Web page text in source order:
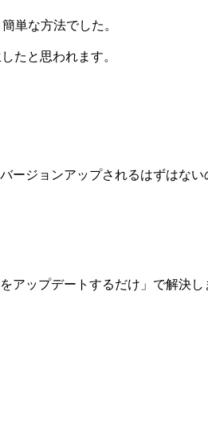
単な方法でした。
たと思われます。
ジョンアップされるはずはない
アップデートするだけ」で解決し